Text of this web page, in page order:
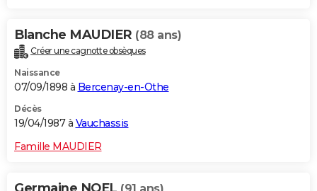
Blanche MAUDIER (88 ans)
Créer une cagnotte obsèques
Naissance
07/09/1898 à Bercenay-en-Othe
Décès
19/04/1987 à Vauchassis
Famille MAUDIER